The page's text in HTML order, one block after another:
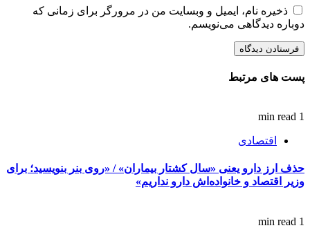
ذخیره نام، ایمیل و وبسایت من در مرورگر برای زمانی که
دوباره دیدگاهی می‌نویسم.
پست های مرتبط
1 min read
اقتصادی
حذف ارز دارو یعنی «سال کشتار بیماران» / «روی بنر بنویسید؛ برای
وزیر اقتصاد و خانواده‌اش دارو نداریم»
1 min read